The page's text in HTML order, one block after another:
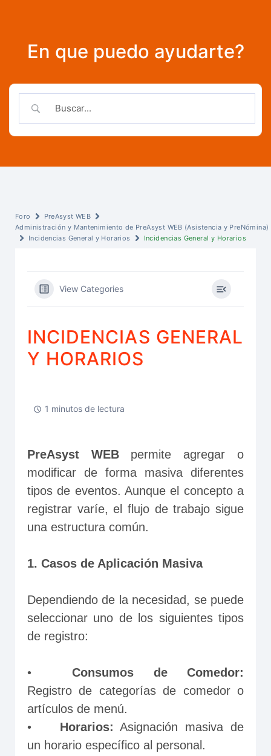
En que puedo ayudarte?
Foro
PreAsyst WEB
Administración y Mantenimiento de PreAsyst WEB (Asistencia y PreNómina)
Incidencias General y Horarios
Incidencias General y Horarios
View Categories
INCIDENCIAS GENERAL
Y HORARIOS
1 minutos de lectura
PreAsyst WEB permite agregar o
modificar de forma masiva diferentes
tipos de eventos. Aunque el concepto a
registrar varíe, el flujo de trabajo sigue
una estructura común.
1. Casos de Aplicación Masiva
Dependiendo de la necesidad, se puede
seleccionar uno de los siguientes tipos
de registro:
• Consumos de Comedor:
Registro de categorías de comedor o
artículos de menú.
Horarios: Asignación masiva de
un horario específico al personal.